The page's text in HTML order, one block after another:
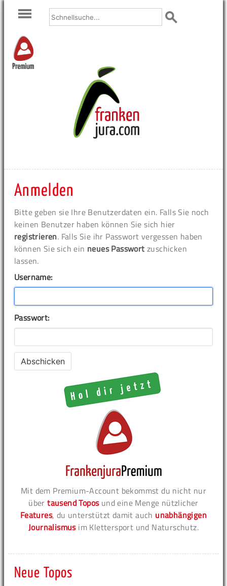
Premium
Anmelden
Bitte geben sie Ihre Benutzerdaten ein. Falls Sie noch
keinen Benutzer haben können Sie sich hier
registrieren. Falls Sie ihr Passwort vergessen haben
können Sie sich ein neues Passwort zuschicken
lassen.
Username:
Passwort:
Mit dem Premium-Account bekommst du nicht nur
übertausend Toposund eine Menge nützlicher
Features, du unterstützt damit auch unabhängigen
Journalismusim Klettersport und Naturschutz.
Neue Topos